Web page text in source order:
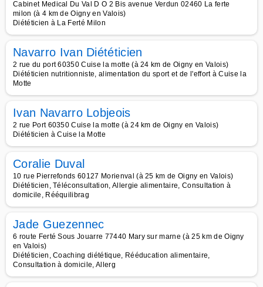
Cabinet Medical Du Val D O 2 Bis avenue Verdun 02460 La ferte
milon (à 4 km de Oigny en Valois)
Diététicien à La Ferté Milon
Navarro Ivan Diététicien
2 rue du port 60350 Cuise la motte (à 24 km de Oigny en Valois)
Diététicien nutritionniste, alimentation du sport et de l'effort à Cuise la
Motte
Ivan Navarro Lobjeois
2 rue Port 60350 Cuise la motte (à 24 km de Oigny en Valois)
Diététicien à Cuise la Motte
Coralie Duval
10 rue Pierrefonds 60127 Morienval (à 25 km de Oigny en Valois)
Diététicien, Téléconsultation, Allergie alimentaire, Consultation à
domicile, Rééquilibrag
Jade Guezennec
6 route Ferté Sous Jouarre 77440 Mary sur marne (à 25 km de Oigny
en Valois)
Diététicien, Coaching diététique, Rééducation alimentaire,
Consultation à domicile, Allerg